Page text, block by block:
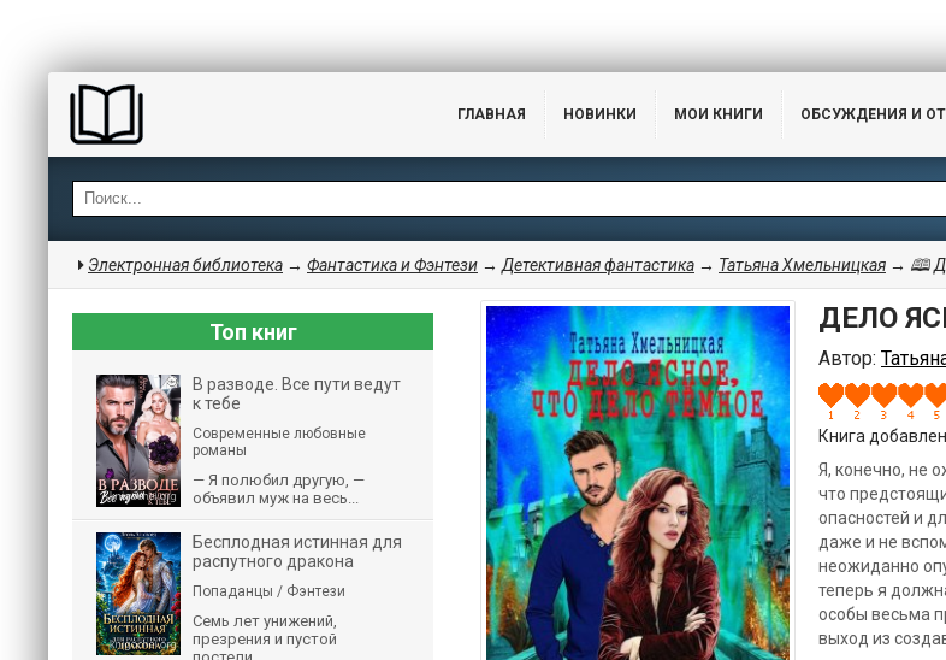
ГЛАВНАЯ НОВИНКИ МОИ КНИГИ ОБСУЖДЕНИЯ И
Электронная библиотека → Фантастика и Фэнтези → Детективная фантастика → Татьяна Хмельницкая → 🕮
ДЕЛО
Автор:
Книга
Я, конечно, не
что
опасностей и
даже и не
неожиданно
теперь я
особы весьма
выход из
Топ книг
В разводе. Все пути ведут
к тебе
Современные любовные
романы
— Я полюбил другую, —
объявил муж на весь...
Бесплодная истинная для
распутного дракона
Попаданцы / Фэнтези
Семь лет унижений,
презрения и пустой